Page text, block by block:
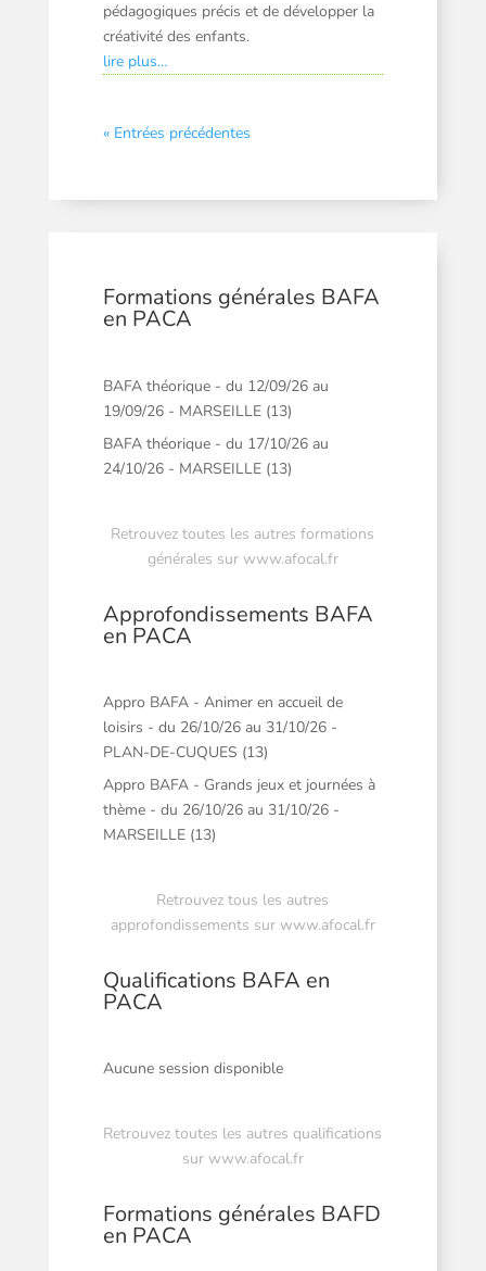
pédagogiques précis et de développer la
créativitédes enfants.
lire plus…
« Entrées précédentes
Formations générales BAFA
en PACA
BAFA théorique - du 12/09/26 au
19/09/26 - MARSEILLE (13)
BAFA théorique - du 17/10/26 au
24/10/26 - MARSEILLE (13)
Retrouvez toutes les autres formations
générales sur www.afocal.fr
Approfondissements BAFA
en PACA
Appro BAFA - Animer en accueil de
loisirs - du 26/10/26 au 31/10/26 -
PLAN-DE-CUQUES (13)
Appro BAFA - Grands jeux et journées à
thème - du 26/10/26 au 31/10/26 -
MARSEILLE (13)
Retrouvez tous les autres
approfondissements sur www.afocal.fr
Qualifications BAFA en
PACA
Aucune session disponible
Retrouvez toutes les autres qualifications
sur www.afocal.fr
Formations générales BAFD
en PACA